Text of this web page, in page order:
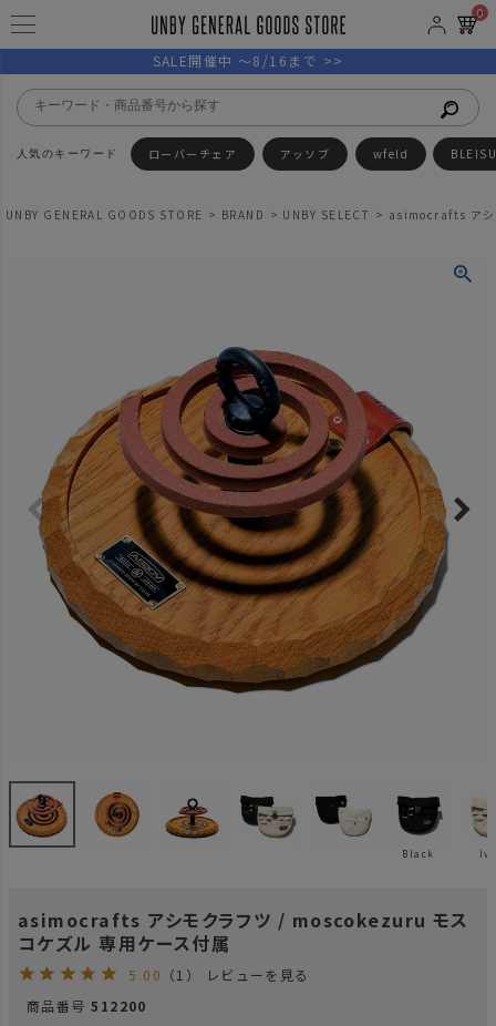
0
SALE開催中 ～8/16まで >>
ローバーチェア アッソブ wfeld
UNBY GENERAL GOODS STORE BRAND UNBY SELECT asimocrafts アシ
Black
asimocrafts アシモクラフツ / moscokezuru モス
コケズル 専用ケース付属
5.00 （1）
レビューを見る
商品番号 512200